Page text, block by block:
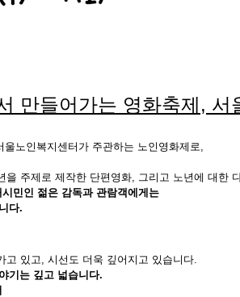
만들어가는 영화축제, 서
노인복지센터가 주관하는 노인영화제로,
주제로 제작한 단편영화, 그리고 노년에 대한
민인 젊은 감독과 관람객에게는
다.
고 있고, 시선도 더욱 깊어지고 있습니다.
기는 깊고 넓습니다.